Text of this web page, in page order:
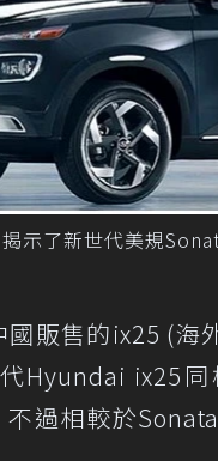
示了新世代美規
販售的ix25 (
Hyundai ix25
過相較於